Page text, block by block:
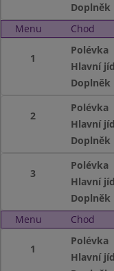
Doplněk
Menu
Chod
1
Polévka
Hlavní
Doplněk
2
Polévka
Hlavní
Doplněk
3
Polévka
Hlavní
Doplněk
Menu
Chod
1
Polévka
Hlavní